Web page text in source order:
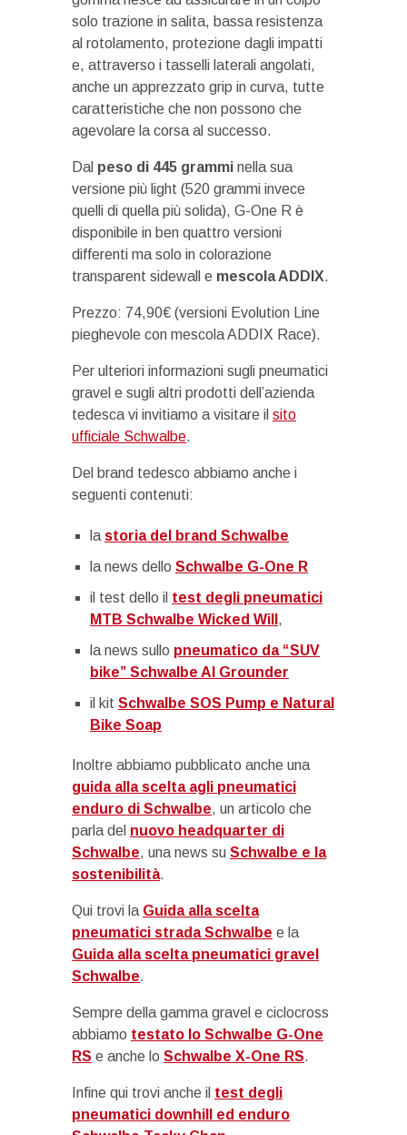
solo trazione in salita, bassa resistenza
al rotolamento, protezione dagli impatti
e, attraverso i tasselli laterali angolati,
anche un apprezzato grip in curva, tutte
caratteristiche che non possono che
agevolare la corsa al successo.
Dal peso di 445 grammi nella sua
versione più light (520 grammi invece
quelli di quella più solida), G-One R è
disponibile in ben quattro versioni
differenti ma solo in colorazione
transparent sidewall e mescola ADDIX.
Prezzo: 74,90€ (versioni Evolution Line
pieghevole con mescola ADDIX Race).
Per ulteriori informazioni sugli pneumatici
gravel e sugli altri prodotti dell’azienda
tedesca vi invitiamo a visitare il sito
ufficiale Schwalbe.
Del brand tedesco abbiamo anche i
seguenti contenuti:
la storia del brand Schwalbe
la news dello Schwalbe G-One R
il test dello il test degli pneumatici
MTB Schwalbe Wicked Will ,
la news sullo pneumatico da “SUV
bike” Schwalbe Al Grounder
il kit Schwalbe SOS Pump e Natural
Bike Soap
Inoltre abbiamo pubblicato anche una
guida alla scelta agli pneumatici
enduro di Schwalbe, un articolo che
parla del nuovo headquarter di
Schwalbe, una news su Schwalbe e la
sostenibilità.
Qui trovi la Guida alla scelta
pneumatici strada Schwalbe e la
Guida alla scelta pneumatici gravel
Schwalbe.
Sempre della gamma gravel e ciclocross
abbiamo testato lo Schwalbe G-One
RS e anche lo Schwalbe X-One RS.
Infine qui trovi anche il test degli
pneumatici downhill ed enduro